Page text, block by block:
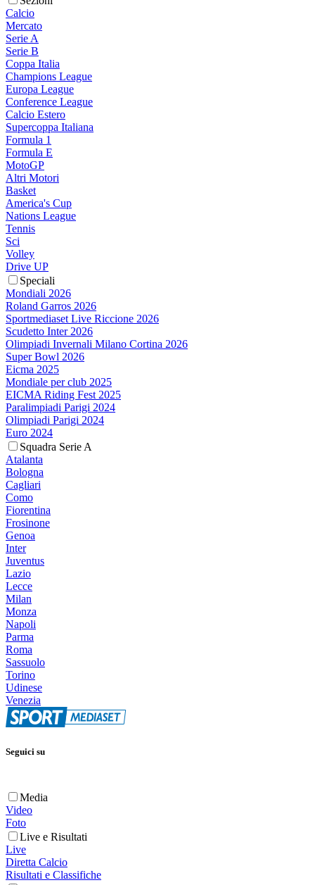
Calcio
Mercato
Serie A
Serie B
Coppa Italia
Champions League
Europa League
Conference League
Calcio Estero
Supercoppa Italiana
Formula 1
Formula E
MotoGP
Altri Motori
Basket
America's Cup
Nations League
Tennis
Sci
Volley
Drive UP
Speciali
Mondiali 2026
Roland Garros 2026
Sportmediaset Live Riccione 2026
Scudetto Inter 2026
Olimpiadi Invernali Milano Cortina 2026
Super Bowl 2026
Eicma 2025
Mondiale per club 2025
EICMA Riding Fest 2025
Paralimpiadi Parigi 2024
Olimpiadi Parigi 2024
Euro 2024
Squadra Serie A
Atalanta
Bologna
Cagliari
Como
Fiorentina
Frosinone
Genoa
Inter
Juventus
Lazio
Lecce
Milan
Monza
Napoli
Parma
Roma
Sassuolo
Torino
Udinese
Venezia
Seguici su
Media
Video
Foto
Live e Risultati
Live
Diretta Calcio
Risultati e Classifiche